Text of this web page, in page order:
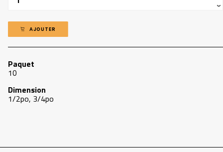
›
AJOUTER
Paquet
10
Dimension
1/2po, 3/4po